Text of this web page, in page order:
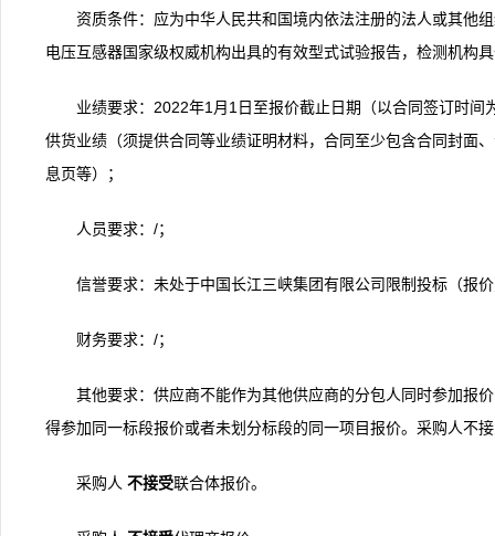
资质条件：应为中华人民共和国境内依法注册的法人或其他
电压互感器国家级权威机构出具的有效型式试验报告，检测机构
业绩要求：2022年1月1日至报价截止日期（以合同签订时
供货业绩（须提供合同等业绩证明材料，合同至少包含合同封面
息页等）；
人员要求：/；
信誉要求：未处于中国长江三峡集团有限公司限制投标（报
财务要求：/；
其他要求：供应商不能作为其他供应商的分包人同时参加报
得参加同一标段报价或者未划分标段的同一项目报价。采购人不
采购人 不接受联合体报价。